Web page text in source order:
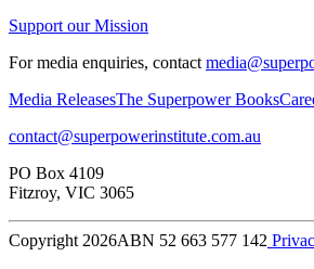
Support our Mission
For media enquiries, contact
Media Releases​​​​‌ ‍ ​‍​‍‌‍ ‌ ​‍‌‍‍‌‌‍‌ ‌‍‍‌‌‍ ‍​‍​‍​ ‍‍​‍​‍‌ ​ ‌‍​‌‌‍ ‍‌‍‍‌‌ ‌​‌ ‍‌​‍ ‍‌‍‍‌‌‍ ​‍​‍​‍ ​​‍​‍‌‍‍​‌ ​‍‌‍‌‌‌‍‌‍​‍​‍​ ‍‍​‍​‍‌‍‍​‌ ‌​‌ ‌​‌ ​​​ ‍‍​‍ ​‍ ‌‍ ​‌‍ ‌‍​ ‌‍​‌‌‍ ​‌‍‍​‌‍ ‌ ​ ‌ ‌​​ ‍‍​ ​ ​ ​ ​ ​ ​ ​ ​‍ ‌‍‍‌‌‍ ‍‌ ‌​‌‍‌‌‌‍ ‍‌ ‌​​‍ ‌‍‌‌‌‍‌​‌‍‍‌‌ ‌​​‍ ‌‍ ‌‌‍ ‌‍‌​‌‍‌‌​ ‌‌ ​​‌ ​‍‌‍‌‌‌ ​ ‌‍‌‌‌‍ ‍‌ ‌​‌‍​‌‌ ‌​‌‍‍‌‌‍ ‌‍ ‍​ ‍ ‌‍‍‌‌‍‌​​ ‌​ ​‍​ ‌‍​ ‌‌​ ‌‍​ ​​‌‍‌‌​ ‍​​ ​​​‍ ‌​ ‌ ​ ‌​​ ‌‍​ ‌‌​‍ ‌​ ‌​​ ‍​​ ​ ​ ‍‌​‍ ‌​ ‍​​ ‌‍​ ​‍​ ‍‌​‍ ‌​ ‌‌​ ‌‌​ ‌ ​ ​‍‌‍‌‍​ ‍​​ ​‍​ ‍‌​ ‌‌​ ‍​​ ​​‌‍‌‌​ ‍ ‌ ‌​‌ ‍‌‌ ​​‌‍‌‌​ ‌‌ ​ ‌‍‌‌‌ ‌​‌ ‌​‌‍‍‌‌‍ ‍‌‍‌ ‌ ​ ​ ‍ ‌ ​​‌‍​‌‌ ‌​‌‍‍​​ ‌‌‍‌‍‌‍ ‌‍ ‌ ‌​‌‍‌‌‌ ​‍‌​ ‌‌‍‌‌‌‍ ‍‌ ‌‌‌​‍‌‌ ‌​‌‍‌‌‌‍ ‌‌ ​ ​‍‌‌​ ‌‌‌​​‍‌‌ ‌‍‍ ‌‍‌‌‌ ‍‌​‍‌‌​ ​ ‌​‌​​‍‌‌​ ​ ‌​‌​​‍‌‌​ ​‍​ ​‍‌‍​ ‌‍​‌​ ‌​​ ​​​ ‍‌‌‍‌​​ ​‍​ ‌‍‌‍​ ​ ‌ ‌‍‌‌​ ‌‌​‍‌‌​ ​‍​ ​‍​‍‌‌​ ‌‌‌​‌​​‍ ‍‌‍ ​‌‍​‌‌‍​‍‌‍‌‌‌‍ ​​ ‌‍​‍‌‍​‌‌ ​ ‌‍‌‌‌‌‌‌‌ ​‍‌‍ ​​ ‌‌‍‍​‌ ‌​‌ ‌​‌ ​​​‍‌‌​ ​ ‌​​‌​‍‌‌​ ​‍‌​‌‍​‍‌‌​ ​‍‌​‌‍‌‍ ​‌‍ ‌‍​ ‌‍​‌‌‍ ​‌‍‍​‌‍ ‌ ​ ‌ ‌​​‍‌‌​ ​ ‌​​‌​ ​ ​ ​ ​ ​ ​ ​ ​‍‌‍‌‍‍‌‌‍‌​​ ‌​ ​‍​ ‌‍​ ‌‌​ ‌‍​ ​​‌‍‌‌​ ‍​​ ​​​‍ ‌​ ‌ ​ ‌​​ ‌‍​ ‌‌​‍ ‌​ ‌​​ ‍​​ ​ ​ ‍‌​‍ ‌​ ‍​​ ‌‍​ ​‍​ ‍‌​‍ ‌​ ‌‌​ ‌‌​ ‌ ​ ​‍‌‍‌‍​ ‍​​ ​‍​ ‍‌​ ‌‌​ ‍​​ ​​‌‍‌‌​‍‌‍‌ ‌​‌ ‍‌‌ ​​‌‍‌‌​ ‌‌ ​ ‌‍‌‌‌ ‌​‌ ‌​‌‍‍‌‌‍ ‍‌‍‌ ‌ ​ ​‍‌‍‌ ​​‌‍​‌‌ ‌​‌‍‍​​ ‌‌‍‌‍‌‍ ‌‍ ‌ ‌​‌‍‌‌‌ ​‍‌​ ‌‌‍‌‌‌‍ ‍‌ ‌‌‌​‍‌‌ ‌​‌‍‌‌‌‍ ‌‌ ​ ​‍‌‌​ ‌‌‌​​‍‌‌ ‌‍‍ ‌‍‌‌‌ ‍‌​‍‌‌​ ​ ‌​‌​​‍‌‌​ ​ ‌​‌​​‍‌‌​ ​‍​ ​‍‌‍​ ‌‍​‌​ ‌​​ ​​​ ‍‌‌‍‌​​ ​‍​ ‌‍‌‍​ ​ ‌ ‌‍‌‌​ ‌‌​‍‌‌​ ​‍​ ​‍​‍‌‌​ ‌‌‌​‌​​‍ ‍‌‍ ​‌‍​‌‌‍​‍‌‍‌‌‌‍ ​​‍‌‍‌ ​​‌‍‌‌‌ ​‍‌ ​ ‌ ​​‌‍‌‌‌‍​ ‌ ‌​‌‍‍‌‌ ‌‍‌‍‌‌​ ‌‌ ​​‌ ‌‌‌‍​‍‌‍ ​‌‍‍‌‌ ​ ‌‍‍​‌‍‌‌‌‍‌​​‍​‍‌ ‌The Superpower Books​​​​‌ ‍ ​‍​‍‌‍ ‌ ​‍‌‍‍‌‌‍‌ ‌‍‍‌‌‍ ‍​‍​‍​ ‍‍​‍​‍‌ ​ ‌‍​‌‌‍ ‍‌‍‍‌‌ ‌​‌ ‍‌​‍ ‍‌‍‍‌‌‍ ​‍​‍​‍ ​​‍​‍‌‍‍​‌ ​‍‌‍‌‌‌‍‌‍​‍​‍​ ‍‍​‍​‍‌‍‍​‌ ‌​‌ ‌​‌ ​​​ ‍‍​‍ ​‍ ‌‍ ​‌‍ ‌‍​ ‌‍​‌‌‍ ​‌‍‍​‌‍ ‌ ​ ‌ ‌​​ ‍‍​ ​ ​ ​ ​ ​ ​ ​ ​‍ ‌‍‍‌‌‍ ‍‌ ‌​‌‍‌‌‌‍ ‍‌ ‌​​‍ ‌‍‌‌‌‍‌​‌‍‍‌‌ ‌​​‍ ‌‍ ‌‌‍ ‌‍‌​‌‍‌‌​ ‌‌ ​​‌ ​‍‌‍‌‌‌ ​ ‌‍‌‌‌‍ ‍‌ ‌​‌‍​‌‌ ‌​‌‍‍‌‌‍ ‌‍ ‍​ ‍ ‌‍‍‌‌‍‌​​ ‌​ ​‍​ ‌‍​ ‌‌​ ‌‍​ ​​‌‍‌‌​ ‍​​ ​​​‍ ‌​ ‌ ​ ‌​​ ‌‍​ ‌‌​‍ ‌​ ‌​​ ‍​​ ​ ​ ‍‌​‍ ‌​ ‍​​ ‌‍​ ​‍​ ‍‌​‍ ‌​ ‌‌​ ‌‌​ ‌ ​ ​‍‌‍‌‍​ ‍​​ ​‍​ ‍‌​ ‌‌​ ‍​​ ​​‌‍‌‌​ ‍ ‌ ‌​‌ ‍‌‌ ​​‌‍‌‌​ ‌‌ ​ ‌‍‌‌‌ ‌​‌ ‌​‌‍‍‌‌‍ ‍‌‍‌ ‌ ​ ​ ‍ ‌ ​​‌‍​‌‌ ‌​‌‍‍​​ ‌‌‍‌‍‌‍ ‌‍ ‌ ‌​‌‍‌‌‌ ​‍‌​ ‌‌‍‌‌‌‍ ‍‌ ‌‌‌​‍‌‌ ‌​‌‍‌‌‌‍ ‌‌ ​ ​‍‌‌​ ‌‌‌​​‍‌‌ ‌‍‍ ‌‍‌‌‌ ‍‌​‍‌‌​ ​ ‌​‌​​‍‌‌​ ​ ‌​‌​​‍‌‌​ ​‍​ ​‍​ ‌‍​ ‌ ​ ‌‌​ ​​​ ​‍​ ‌​‌‍‌​​ ‍​‌‍‌‌​ ‌‌‌‍‌‌​ ‍​​‍‌‌​ ​‍​ ​‍​‍‌‌​ ‌‌‌​‌​​‍ ‍‌‍ ​‌‍​‌‌‍​‍‌‍‌‌‌‍ ​​ ‌‍​‍‌‍​‌‌ ​ ‌‍‌‌‌‌‌‌‌ ​‍‌‍ ​​ ‌‌‍‍​‌ ‌​‌ ‌​‌ ​​​‍‌‌​ ​ ‌​​‌​‍‌‌​ ​‍‌​‌‍​‍‌‌​ ​‍‌​‌‍‌‍ ​‌‍ ‌‍​ ‌‍​‌‌‍ ​‌‍‍​‌‍ ‌ ​ ‌ ‌​​‍‌‌​ ​ ‌​​‌​ ​ ​ ​ ​ ​ ​ ​ ​‍‌‍‌‍‍‌‌‍‌​​ ‌​ ​‍​ ‌‍​ ‌‌​ ‌‍​ ​​‌‍‌‌​ ‍​​ ​​​‍ ‌​ ‌ ​ ‌​​ ‌‍​ ‌‌​‍ ‌​ ‌​​ ‍​​ ​ ​ ‍‌​‍ ‌​ ‍​​ ‌‍​ ​‍​ ‍‌​‍ ‌​ ‌‌​ ‌‌​ ‌ ​ ​‍‌‍‌‍​ ‍​​ ​‍​ ‍‌​ ‌‌​ ‍​​ ​​‌‍‌‌​‍‌‍‌ ‌​‌ ‍‌‌ ​​‌‍‌‌​ ‌‌ ​ ‌‍‌‌‌ ‌​‌ ‌​‌‍‍‌‌‍ ‍‌‍‌ ‌ ​ ​‍‌‍‌ ​​‌‍​‌‌ ‌​‌‍‍​​ ‌‌‍‌‍‌‍ ‌‍ ‌ ‌​‌‍‌‌‌ ​‍‌​ ‌‌‍‌‌‌‍ ‍‌ ‌‌‌​‍‌‌ ‌​‌‍‌‌‌‍ ‌‌ ​ ​‍‌‌​ ‌‌‌​​‍‌‌ ‌‍‍ ‌‍‌‌‌ ‍‌​‍‌‌​ ​ ‌​‌​​‍‌‌​ ​ ‌​‌​​‍‌‌​ ​‍​ ​‍​ ‌‍​ ‌ ​ ‌‌​ ​​​ ​‍​ ‌​‌‍‌​​ ‍​‌‍‌‌​ ‌‌‌‍‌‌​ ‍​​‍‌‌​ ​‍​ ​‍​‍‌‌​ ‌‌‌​‌​​‍ ‍‌‍ ​‌‍​‌‌‍​‍‌‍‌‌‌‍ ​​‍‌‍‌ ​​‌‍‌‌‌ ​‍‌ ​ ‌ ​​‌‍‌‌‌‍​ ‌ ‌​‌‍‍‌‌ ‌‍‌‍‌‌​ ‌‌ ​​‌ ‌‌‌‍​‍‌‍ ​‌‍‍‌‌ ​ ‌‍‍​‌‍‌‌‌‍‌​​‍​‍‌ ‌Careers​​​​‌
contact@superpowerinstitute.com.au
PO Box 4109
Fitzroy, VIC 3065
Copyright 2026ABN 52 663 577 142